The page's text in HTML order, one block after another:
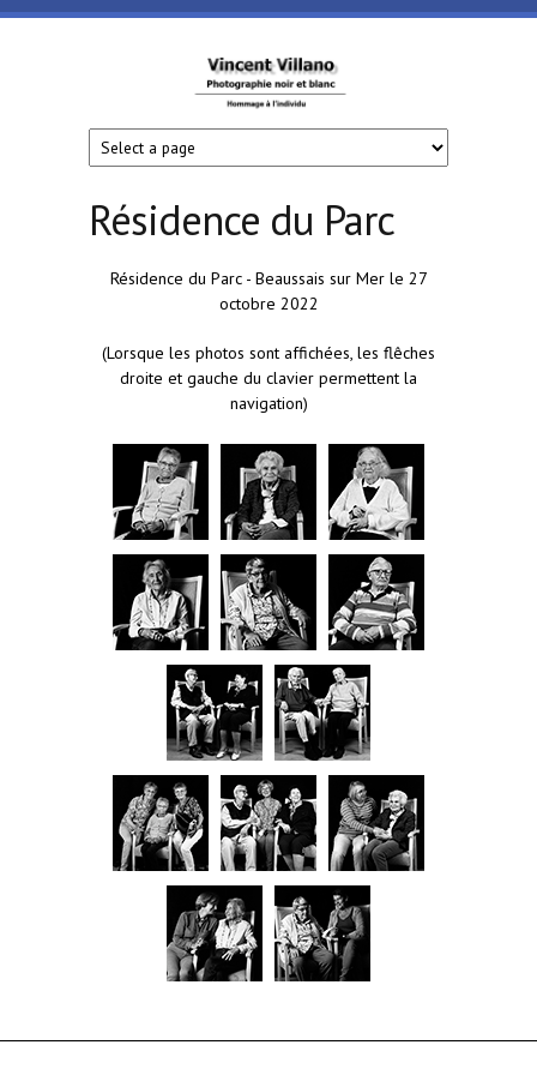
Aller au contenu principal
Vincent
Villano
- Art
sur
Cour
Résidence du Parc
Résidence du Parc - Beaussais sur Mer le 27
octobre 2022
(Lorsque les photos sont affichées, les flêches
droite et gauche du clavier permettent la
navigation)